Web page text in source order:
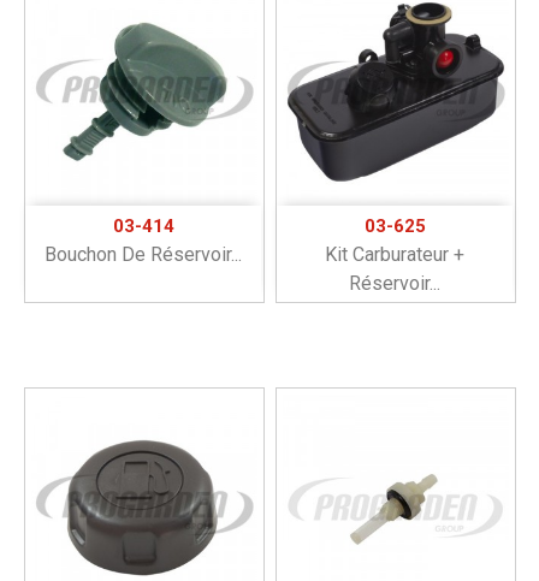
03-414
Bouchon De Réservoir...
03-625
Kit Carburateur +
Réservoir...